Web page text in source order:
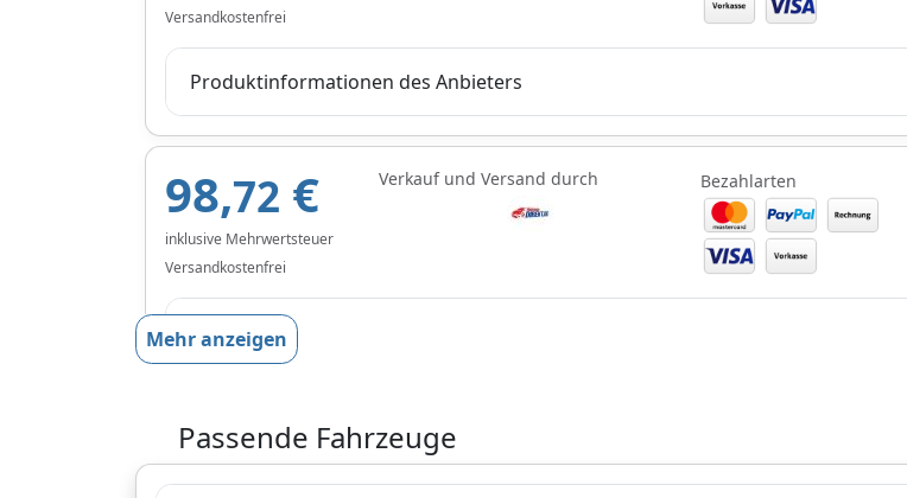
Versandkostenfrei
Produktinformationen des Anbieters
98,72 €
inklusive Mehrwertsteuer
Versandkostenfrei
Verkauf und Versand durch Bezahlarten
Produktinformationen des Anbieters
99,65€
inklusive Mehrwertsteuer
Verkauf und Versand durch
Mehr anzeigen
Passende Fahrzeuge